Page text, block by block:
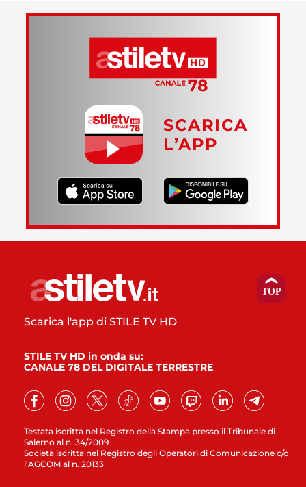
SCARICA
L’APP
Testata iscritta nel Registro della Stampa presso il Tribunale di
Salerno al n. 34/2009
Società iscritta nel Registro degli Operatori di Comunicazione c/o
l’AGCOM al n. 20133
Scarica l'app di STILE TV HD
STILE TV HD in onda su:
CANALE 78 DEL DIGITALE TERRESTRE